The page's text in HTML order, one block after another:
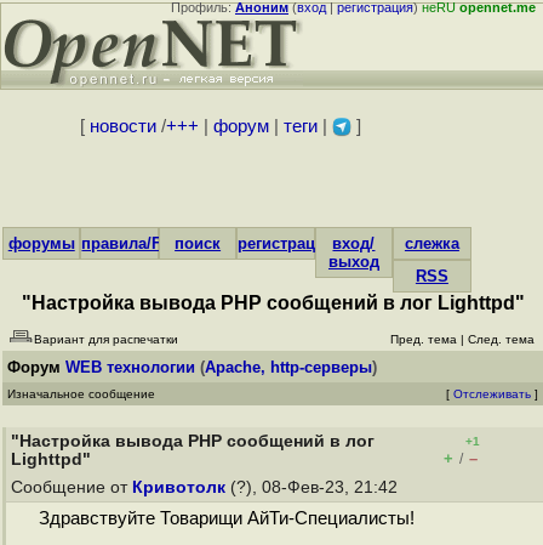
Профиль:Аноним(вход|регистрация)неRUopennet.me
[ новости/+++ форум| теги| ]
форумы правила/FAQпоиск регистрациявход/
выход
слежка
RSS
"Настройка вывода PHP сообщений в лог Lighttpd"
Вариант для распечатки Пред. тема | След. тема
Форум WEB технологии (Apache, http-серверы)
Изначальное сообщение [ Отслеживать ]
"Настройка вывода PHP сообщений в лог
Lighttpd"
+1
+ / –
Сообщение от Кривотолк (?), 08-Фев-23, 21:42
Здравствуйте Товарищи АйТи-Специалисты!